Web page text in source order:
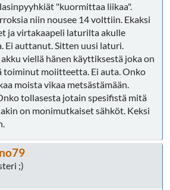
"kuormittaa liikaa".
niin nousee 14 volttiin. Ekaksi
ja virtakaapeli laturilta akulle
Ei auttanut. Sitten uusi laturi.
viellä hänen käyttiksestä joka on
toiminut moiitteetta. Ei auta. Onko
moista vikaa metsästämään.
tollasesta jotain spesifistä mitä
on monimutkaiset sähköt. Keksi
;)